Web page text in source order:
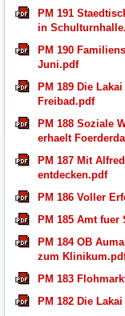
PM 191
in
PM 190
Juni.pdf
PM 189 Die
Freibad.pdf
PM 188 Soziale
erhaelt
PM 187 Mit
entdecken.pdf
PM 186 Voller
PM 185 Amt fuer
PM 184 OB
zum
PM 183
PM 182 Die